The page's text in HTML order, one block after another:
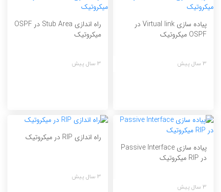
پیاده سازی Virtual link در
OSPF میکروتیک
3 سال پیش
راه اندازی Stub Area در OSPF
میکروتیک
3 سال پیش
پیاده سازی Passive Interface
در RIP میکروتیک
3 سال پیش
راه اندازی RIP در میکروتیک
3 سال پیش